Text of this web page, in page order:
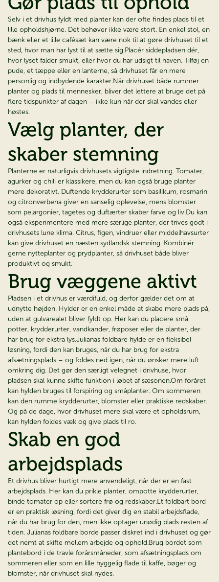
×
Selv i et drivhus fyldt med planter kan der ofte findes plads til et
lille opholdshjørne. Det behøver ikke være stort. En enkel stol, en
bænk eller et lille cafésæt kan være nok til at gøre drivhuset til et
sted, hvor man har lyst til at sætte sig.Placér siddepladsen dér,
hvor lyset falder smukt, eller hvor du har udsigt til haven. Tilføj en
pude, et tæppe eller en lanterne, så drivhuset får en mere
personlig og indbydende karakter.Når drivhuset både rummer
planter og plads til mennesker, bliver det lettere at bruge det på
flere tidspunkter af dagen – ikke kun når der skal vandes eller
høstes.
Vælg planter, der
skaber stemning
Planterne er naturligvis drivhusets vigtigste indretning. Tomater,
agurker og chili er klassikere, men du kan også bruge planter
mere dekorativt. Duftende krydderurter som basilikum, rosmarin
og citronverbena giver en sanselig oplevelse, mens blomster
som pelargonier, tagetes og duftærter skaber farve og liv.Du kan
også eksperimentere med mere særlige planter, der trives godt i
drivhusets lune klima. Citrus, figen, vindruer eller middelhavsurter
kan give drivhuset en næsten sydlandsk stemning. Kombinér
gerne nytteplanter og prydplanter, så drivhuset både bliver
produktivt og smukt.
Brug væggene aktivt
Pladsen i et drivhus er værdifuld, og derfor gælder det om at
udnytte højden. Hylder er en enkel måde at skabe mere plads på,
uden at gulvarealet bliver fyldt op. Her kan du placere små
potter, krydderurter, vandkander, frøposer eller de planter, der
har brug for ekstra lys.Julianas foldbare hylde er en fleksibel
løsning, fordi den kan bruges, når du har brug for ekstra
afsætningsplads – og foldes ned igen, når du ønsker mere luft
omkring dig. Det gør den særligt velegnet i drivhuse, hvor
pladsen skal kunne skifte funktion i løbet af sæsonen.Om foråret
kan hylden bruges til forspiring og småplanter. Om sommeren
kan den rumme krydderurter, blomster eller praktiske redskaber.
Og på de dage, hvor drivhuset mere skal være et opholdsrum,
kan hylden foldes væk og give plads til ro.
Skab en god
arbejdsplads
Et drivhus bliver hurtigt mere anvendeligt, når der er en fast
arbejdsplads. Her kan du prikle planter, ompotte krydderurter,
binde tomater op eller sortere frø og redskaber.Et foldbart bord
er en praktisk løsning, fordi det giver dig en stabil arbejdsflade,
når du har brug for den, men ikke optager unødig plads resten af
tiden. Julianas foldbare borde passer diskret ind i drivhuset og gør
det nemt at skifte mellem arbejde og ophold.Brug bordet som
plantebord i de travle forårsmåneder, som afsætningsplads om
sommeren eller som en lille hyggelig flade til kaffe, bøger og
blomster, når drivhuset skal nydes.